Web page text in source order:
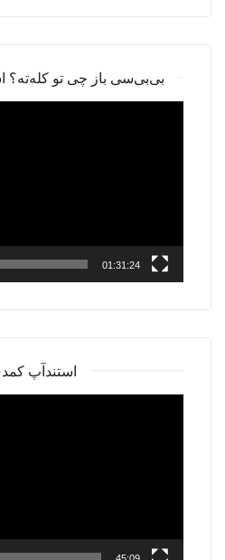
بی‌بی‌سی باز چی تو کله‌ته؟
01:31:24
استندآپ